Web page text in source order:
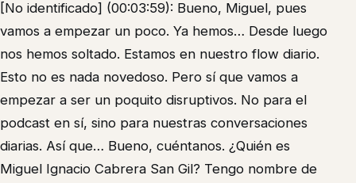
[No identificado] (00:03:59): Bueno, Miguel, pues
vamos a empezar un poco. Ya hemos… Desde luego
nos hemos soltado. Estamos en nuestro flow diario.
Esto no es nada novedoso. Pero sí que vamos a
empezar a ser un poquito disruptivos. No para el
podcast en sí, sino para nuestras conversaciones
diarias. Así que… Bueno, cuéntanos. ¿Quién es
Miguel Ignacio Cabrera San Gil? Tengo nombre de